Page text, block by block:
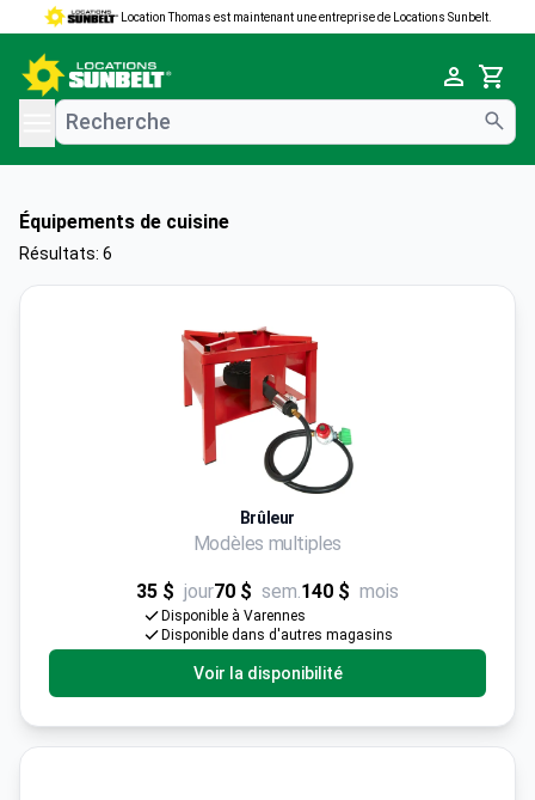
Location Thomas est maintenant une entreprise de Locations Sunbelt.
Cart
menu
Équipements de cuisine
Résultats: 6
Brûleur
Modèles multiples
35 $ jour70 $ sem.140 $ mois
Disponible à Varennes
Disponible dans d'autres magasins
Voir la disponibilité